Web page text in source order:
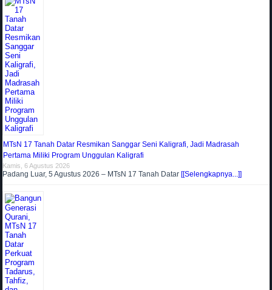
MTsN 17 Tanah Datar Resmikan Sanggar Seni Kaligrafi, Jadi Madrasah
Pertama Miliki Program Unggulan Kaligrafi
Kamis, 6 Agustus 2026
Padang Luar, 5 Agustus 2026 – MTsN 17 Tanah Datar[[Selengkapnya...]]